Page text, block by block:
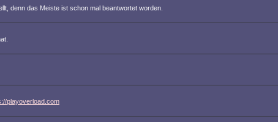
denn das Meiste ist schon mal beantwortet worden.
playoverload.com